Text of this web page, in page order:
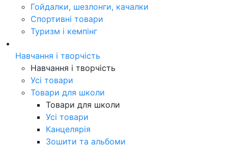
Гойдалки, шезлонги, качалки
Спортивні товари
Туризм і кемпінг
Навчання і творчість
Навчання і творчість
Усі товари
Товари для школи
Товари для школи
Усі товари
Канцелярія
Зошити та альбоми